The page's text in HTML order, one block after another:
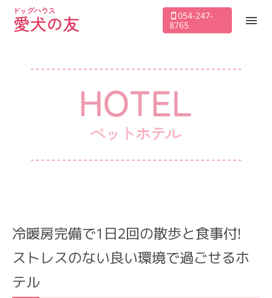
054-247-
8765
冷暖房完備で1日2回の散歩と食事付!
ストレスのない良い環境で過ごせるホ
テル